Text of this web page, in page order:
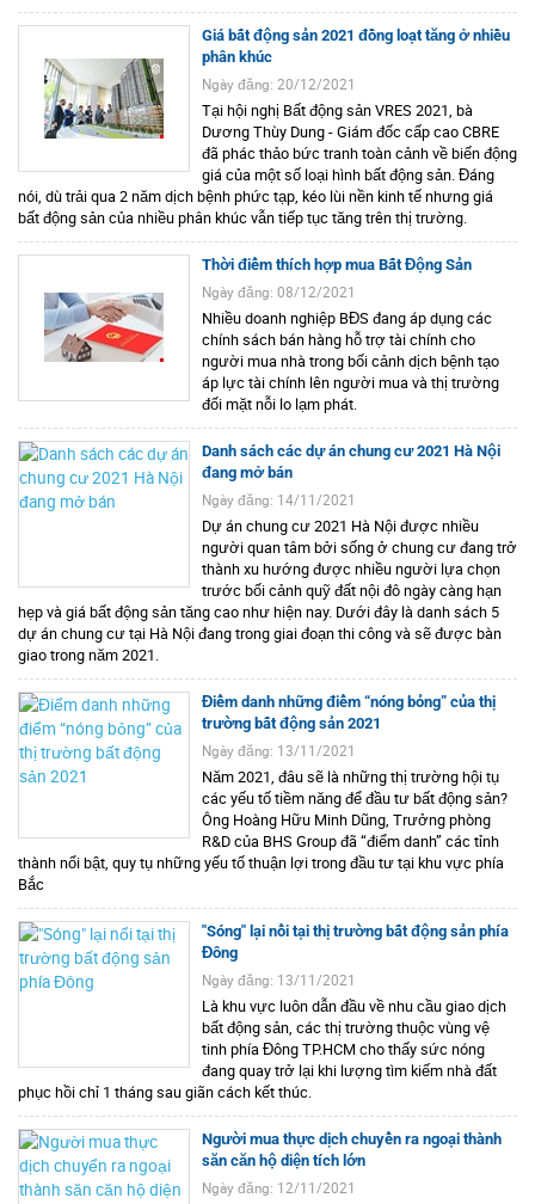
Giá bất động sản 2021 đồng loạt tăng ở nhiều
phân khúc
Ngày đăng: 20/12/2021
Tại hội nghị Bất động sản VRES 2021, bà
Dương Thùy Dung - Giám đốc cấp cao CBRE
đã phác thảo bức tranh toàn cảnh về biến động
giá của một số loại hình bất động sản. Đáng
nói, dù trải qua 2 năm dịch bệnh phức tạp, kéo lùi nền kinh tế nhưng giá
bất động sản của nhiều phân khúc vẫn tiếp tục tăng trên thị trường.
Thời điểm thích hợp mua Bất Động Sản
Ngày đăng: 08/12/2021
Nhiều doanh nghiệp BĐS đang áp dụng các
chính sách bán hàng hỗ trợ tài chính cho
người mua nhà trong bối cảnh dịch bệnh tạo
áp lực tài chính lên người mua và thị trường
đối mặt nỗi lo lạm phát.
Danh sách các dự án chung cư 2021 Hà Nội
đang mở bán
Ngày đăng: 14/11/2021
Dự án chung cư 2021 Hà Nội được nhiều
người quan tâm bởi sống ở chung cư đang trở
thành xu hướng được nhiều người lựa chọn
trước bối cảnh quỹ đất nội đô ngày càng hạn
hẹp và giá bất động sản tăng cao như hiện nay. Dưới đây là danh sách 5
dự án chung cư tại Hà Nội đang trong giai đoạn thi công và sẽ được bàn
giao trong năm 2021.
Điểm danh những điểm “nóng bỏng” của thị
trường bất động sản 2021
Ngày đăng: 13/11/2021
Năm 2021, đâu sẽ là những thị trường hội tụ
các yếu tố tiềm năng để đầu tư bất động sản?
Ông Hoàng Hữu Minh Dũng, Trưởng phòng
R&D của BHS Group đã “điểm danh” các tỉnh
thành nổi bật, quy tụ những yếu tố thuận lợi trong đầu tư tại khu vực phía
Bắc
"Sóng" lại nổi tại thị trường bất động sản phía
Đông
Ngày đăng: 13/11/2021
Là khu vực luôn dẫn đầu về nhu cầu giao dịch
bất động sản, các thị trường thuộc vùng vệ
tinh phía Đông TP.HCM cho thấy sức nóng
đang quay trở lại khi lượng tìm kiếm nhà đất
phục hồi chỉ 1 tháng sau giãn cách kết thúc.
Người mua thực dịch chuyển ra ngoại thành
săn căn hộ diện tích lớn
Ngày đăng: 12/11/2021